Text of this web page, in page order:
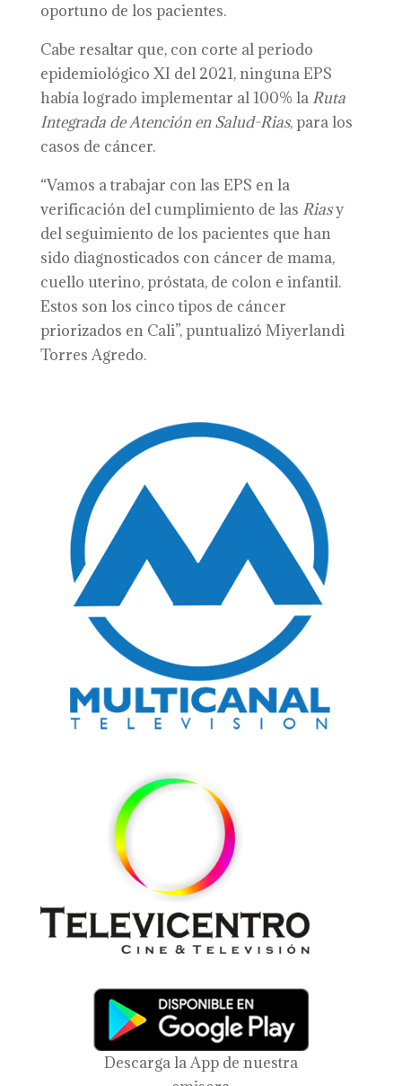
oportuno de los pacientes.
Cabe resaltar que, con corte al periodo
epidemiológico XI del 2021, ninguna EPS
había logrado implementar al 100% la Ruta
Integrada de Atención en Salud-Rias, para los
casos de cáncer.
“Vamos a trabajar con las EPS en la
verificación del cumplimiento de las Riasy
del seguimiento de los pacientes que han
sido diagnosticados con cáncer de mama,
cuello uterino, próstata, de colon e infantil.
Estos son los cinco tipos de cáncer
priorizados en Cali”, puntualizó Miyerlandi
Torres Agredo.
Descarga la App de nuestra